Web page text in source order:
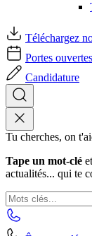
Téléchargez
Portes ouvertes
Candidature
Tu cherches, on
Tape un mot-clé
actualités... qui te